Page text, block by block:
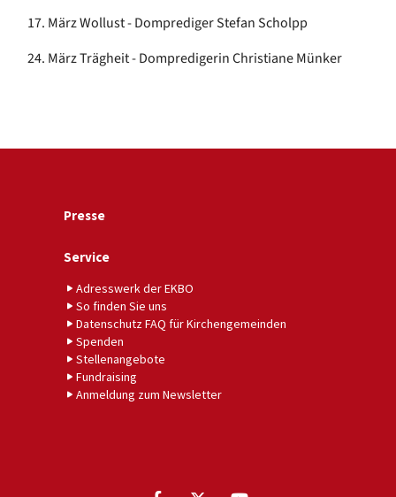
17. März Wollust - Domprediger Stefan Scholpp
24. März Trägheit - Dompredigerin Christiane Münker
Presse
Service
Adresswerk der EKBO
So finden Sie uns
Datenschutz FAQ für Kirchengemeinden
Spenden
Stellenangebote
Fundraising
Anmeldung zum Newsletter